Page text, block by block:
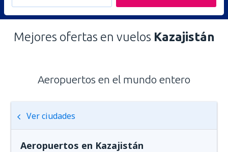
Mejores ofertas en vuelos Kazajistán
Aeropuertos en el mundo entero
Ver ciudades
Aeropuertos en Kazajistán